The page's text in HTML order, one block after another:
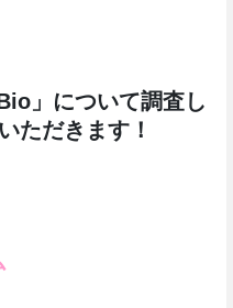
」について調査し
ただきます！